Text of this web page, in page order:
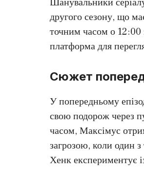
другого сезону, що
точним часом о 12:00
платформа для
Сюжет
У попередньому
свою подорож через
часом, Максімус
загрозою, коли один
Хенк експериментує